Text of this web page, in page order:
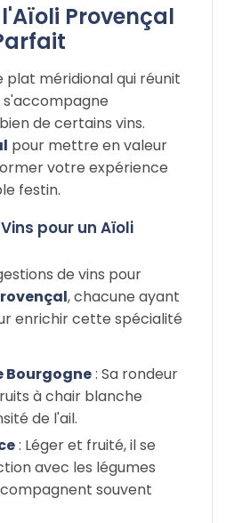
Provençal
plat méridional qui réunit
s'accompagne
de certains vins.
pour mettre en valeur
votre expérience
festin.
pour un Aïoli
de vins pour
, chacune ayant
enrichir cette spécialité
Bourgogne: Sa rondeur
à chair blanche
de l'ail.
: Léger et fruité, il se
avec les légumes
souvent